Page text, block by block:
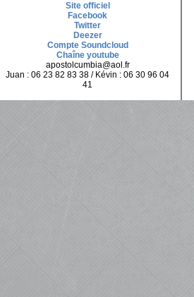
Site officiel
Facebook
Twitter
Deezer
Compte Soundcloud
Chaîne youtube
apostolcumbia@aol.fr
Juan : 06 23 82 83 38 / Kévin : 06 30 96 04
41